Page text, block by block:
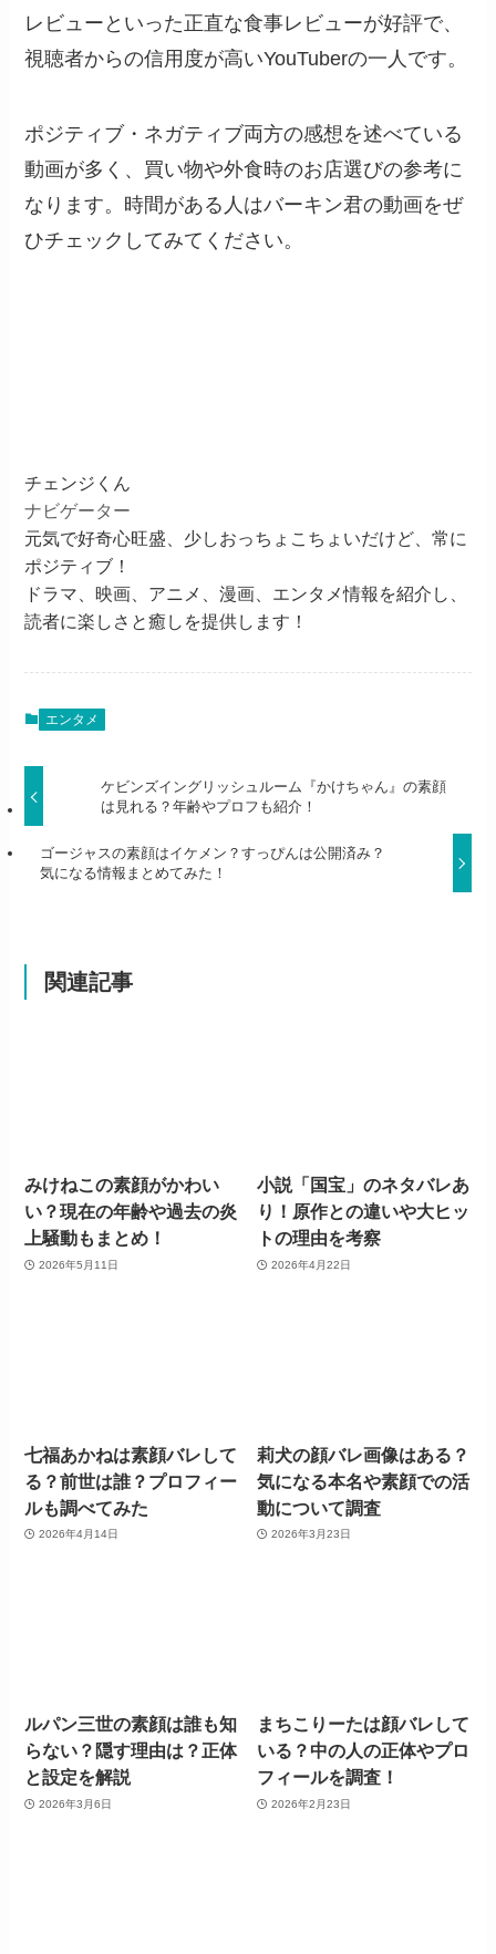
レビューといった正直な食事レビューが好評で、
視聴者からの信用度が高いYouTuberの一人です。
ポジティブ・ネガティブ両方の感想を述べている
動画が多く、買い物や外食時のお店選びの参考に
なります。時間がある人はバーキン君の動画をぜ
ひチェックしてみてください。
チェンジくん
ナビゲーター
元気で好奇心旺盛、少しおっちょこちょいだけど、常に
ポジティブ！
ドラマ、映画、アニメ、漫画、エンタメ情報を紹介し、
読者に楽しさと癒しを提供します！
エンタメ
ケビンズイングリッシュルーム『かけちゃん』の素顔
は見れる？年齢やプロフも紹介！
ゴージャスの素顔はイケメン？すっぴんは公開済み？
気になる情報まとめてみた！
関連記事
みけねこの素顔がかわい
い？現在の年齢や過去の炎
上騒動もまとめ！
2026年5月11日
小説「国宝」のネタバレあ
り！原作との違いや大ヒッ
トの理由を考察
2026年4月22日
七福あかねは素顔バレして
る？前世は誰？プロフィー
ルも調べてみた
2026年4月14日
莉犬の顔バレ画像はある？
気になる本名や素顔での活
動について調査
2026年3月23日
ルパン三世の素顔は誰も知
らない？隠す理由は？正体
と設定を解説
2026年3月6日
まちこりーたは顔バレして
いる？中の人の正体やプロ
フィールを調査！
2026年2月23日